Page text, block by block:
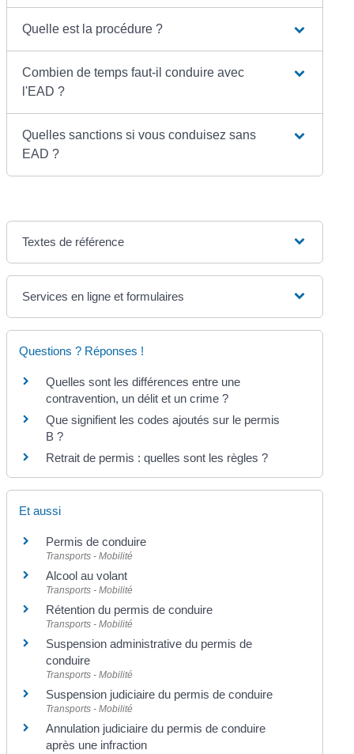
Quelle est la procédure ?
Combien de temps faut-il conduire avec
l'EAD ?
Quelles sanctions si vous conduisez sans
EAD ?
Textes de référence
Services en ligne et formulaires
Questions ? Réponses !
Quelles sont les différences entre une
contravention, un délit et un crime ?
Que signifient les codes ajoutés sur le permis
B ?
Retrait de permis : quelles sont les règles ?
Et aussi
Permis de conduire
Transports - Mobilité
Alcool au volant
Transports - Mobilité
Rétention du permis de conduire
Transports - Mobilité
Suspension administrative du permis de
conduire
Transports - Mobilité
Suspension judiciaire du permis de conduire
Transports - Mobilité
Annulation judiciaire du permis de conduire
après une infraction